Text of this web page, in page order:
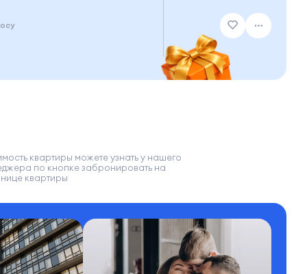
квартиры можете узнать у нашего
по кнопке забронировать на
квартиры